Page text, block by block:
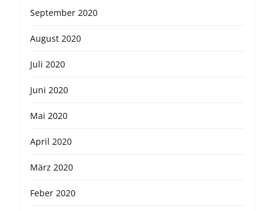
September 2020
August 2020
Juli 2020
Juni 2020
Mai 2020
April 2020
März 2020
Feber 2020